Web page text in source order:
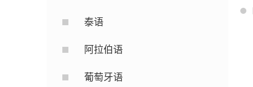
泰语
阿拉伯语
葡萄牙语